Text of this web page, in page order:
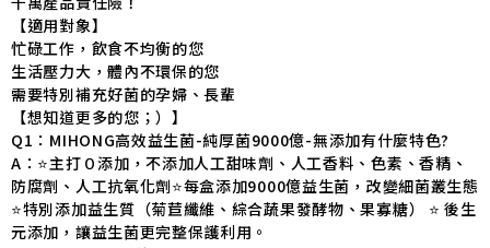
【適用對象】
忙碌工作，飲食不均衡的您
生活壓力大，體內不環保的您
需要特別補充好菌的孕婦、長輩
【想知道更多的您；）】
Q1：MIHONG高效益生菌-純厚菌9000億-無添加有什麼特色?
A：⭐️主打０添加，不添加人工甜味劑、人工香料、色素、香精、
防腐劑、人工抗氧化劑⭐️每盒添加9000億益生菌，改變細菌叢生態
⭐️特別添加益生質（菊苣纖維、綜合蔬果發酵物、果寡糖） ⭐️ 後生
元添加，讓益生菌更完整保護利用。